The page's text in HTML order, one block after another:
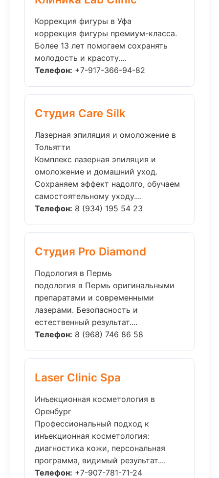
Коррекция фигуры в Уфа
коррекция фигуры премиум-класса.
Более 13 лет помогаем сохранять
молодость и красоту....
Телефон: +7-917-366-94-82
Студия Care Silk
Лазерная эпиляция и омоложение в
Тольятти
Комплекс лазерная эпиляция и
омоложение и домашний уход.
Сохраняем эффект надолго, обучаем
самостоятельному уходу....
Телефон: 8 (934) 195 54 23
Студия Pro Diamond
Подология в Пермь
подология в Пермь оригинальными
препаратами и современными
лазерами. Безопасность и
естественный результат....
Телефон: 8 (968) 746 86 58
Laser Clinic Spa
Инъекционная косметология в
Оренбург
Профессиональный подход к
инъекционная косметология:
диагностика кожи, персональная
программа, видимый результат....
Телефон: +7-907-781-71-24